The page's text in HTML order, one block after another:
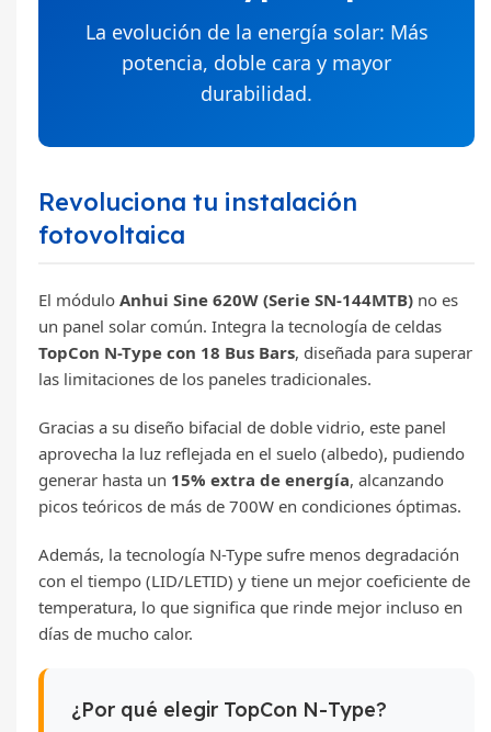
La evolución de la energía solar: Más
potencia, doble cara y mayor
durabilidad.
Revoluciona tu instalación
fotovoltaica
El módulo Anhui Sine 620W (Serie SN-144MTB) no es
un panel solar común. Integra la tecnología de celdas
TopCon N-Type con 18 Bus Bars, diseñada para superar
las limitaciones de los paneles tradicionales.
Gracias a su diseño bifacial de doble vidrio, este panel
aprovecha la luz reflejada en el suelo (albedo), pudiendo
generar hasta un 15% extra de energía, alcanzando
picos teóricos de más de 700W en condiciones óptimas.
Además, la tecnología N-Type sufre menos degradación
con el tiempo (LID/LETID) y tiene un mejor coeficiente de
temperatura, lo que significa que rinde mejor incluso en
días de mucho calor.
¿Por qué elegir TopCon N-Type?